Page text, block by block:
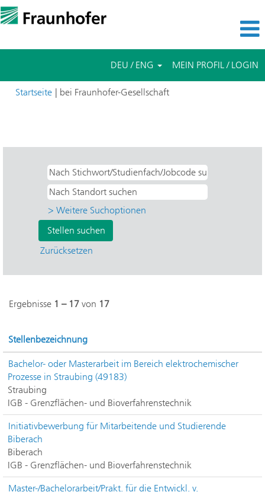
DEU / ENG MEIN PROFIL / LOGIN
Startseite | bei Fraunhofer-Gesellschaft(aktuelle
> Weitere Suchoptionen
Zurücksetzen
Ergebnisse 1 – 17 von 17
Stellenbezeichnung
Bachelor- oder Masterarbeit im Bereich elektrochemischer
Prozesse in Straubing (49183)
Straubing
IGB - Grenzflächen- und Bioverfahrenstechnik
Initiativbewerbung für Mitarbeitende und Studierende
Biberach
Biberach
IGB - Grenzflächen- und Bioverfahrenstechnik
Master-/Bachelorarbeit/Prakt. für die Entwickl. v.